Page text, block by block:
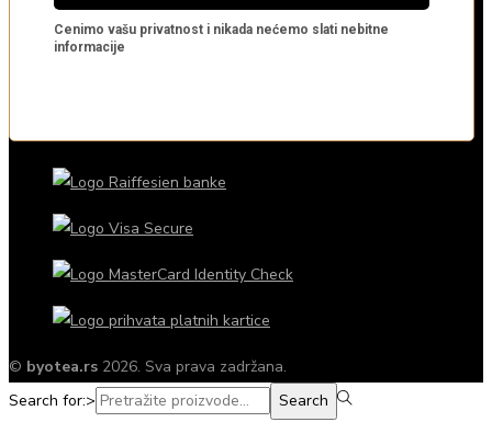
© byotea.rs 2026. Sva prava zadržana.
Search for:>
Search